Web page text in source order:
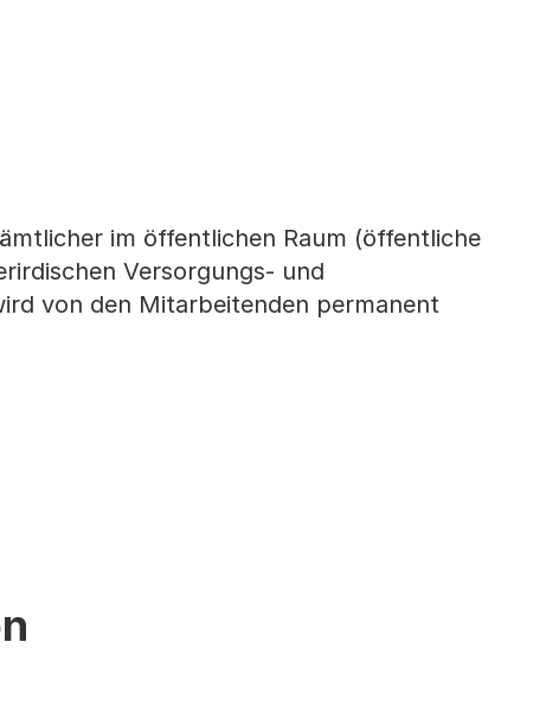
im öffentlichen Raum (öffentliche
Versorgungs- und
von den Mitarbeitenden permanent